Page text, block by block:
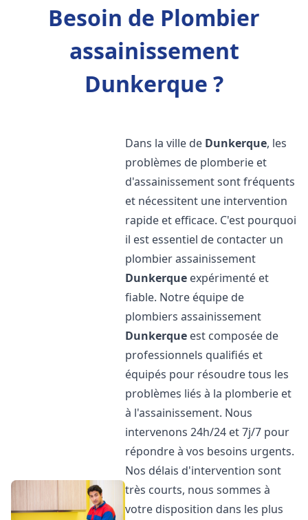
Besoin de Plombier
assainissement
Dunkerque ?
Dans la ville de Dunkerque, les
problèmes de plomberie et
d'assainissement sont fréquents
et nécessitent une intervention
rapide et efficace. C'est pourquoi
il est essentiel de contacter un
plombier assainissement
Dunkerque expérimenté et
fiable. Notre équipe de
plombiers assainissement
Dunkerque est composée de
professionnels qualifiés et
équipés pour résoudre tous les
problèmes liés à la plomberie et
à l'assainissement. Nous
intervenons 24h/24 et 7j/7 pour
répondre à vos besoins urgents.
Nos délais d'intervention sont
très courts, nous sommes à
votre disposition dans les plus